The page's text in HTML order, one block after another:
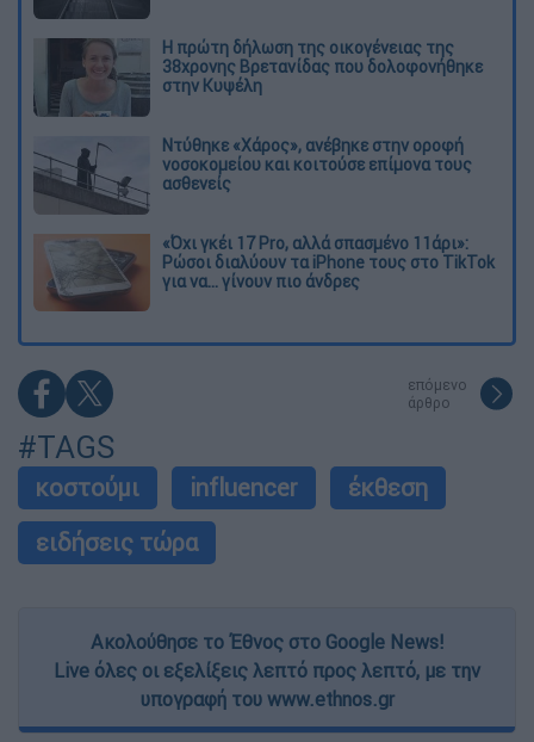
Η πρώτη δήλωση της οικογένειας της
38χρονης Βρετανίδας που δολοφονήθηκε
στην Κυψέλη
Ντύθηκε «Χάρος», ανέβηκε στην οροφή
νοσοκομείου και κοιτούσε επίμονα τους
ασθενείς
«Όχι γκέι 17 Pro, αλλά σπασμένο 11άρι»:
Ρώσοι διαλύουν τα iPhone τους στο TikTok
για να... γίνουν πιο άνδρες
επόμενο
άρθρο
#TAGS
κοστούμι influencer
έκθεση
ειδήσεις τώρα
Ακολούθησε το Έθνος στο Google News!
Live όλες οι εξελίξεις λεπτό προς λεπτό, με την
υπογραφή του www.ethnos.gr